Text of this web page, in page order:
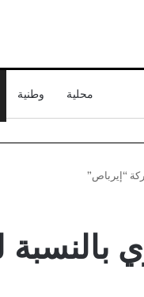
محلية وطنية
“إيرباص”